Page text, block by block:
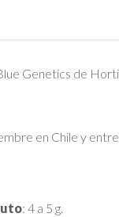
Genetics de
en Chile y
: 4 a 5 g.